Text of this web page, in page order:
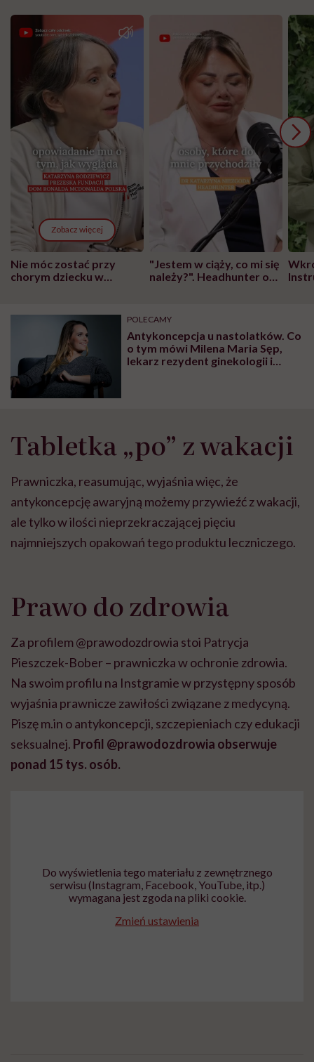
Zobacz więcej
Nie móc zostać przy
chorym dziecku w
może chyba tylko
głupota i brak
wyobraźni"
"Jestem w ciąży, co mi się
należy?". Headhunter o
pracy
POLECAMY
Antykoncepcja u nastolatków. Co
o tym mówi Milena Maria Sęp,
lekarz rezydent ginekologii i
Tabletka „po” z wakacji
Prawniczka, reasumując, wyjaśnia więc, że
antykoncepcję awaryjną możemy przywieźć z wakacji,
ale tylko w ilości nieprzekraczającej pięciu
najmniejszych opakowań tego produktu leczniczego.
Prawo do zdrowia
Za profilem @prawodozdrowia stoi Patrycja
Pieszczek-Bober – prawniczka w ochronie zdrowia.
Na swoim profilu na Instgramie w przystępny sposób
wyjaśnia prawnicze zawiłości związane z medycyną.
Piszę m.in o antykoncepcji, szczepieniach czy edukacji
seksualnej. Profil @prawodozdrowia obserwuje
ponad 15 tys. osób.
Do wyświetlenia tego materiału z zewnętrznego
serwisu (Instagram, Facebook, YouTube, itp.)
wymagana jest zgoda na pliki cookie.
Zmień ustawienia